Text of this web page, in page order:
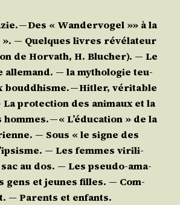
— Des « Wan­der­vo­gel »» à la
― Quelques livres révé­la­teur
de Hor­vath, H. Blu­cher). ― Le
alle­mand. ― la mytho­lo­gie teu­
boud­dhisme. — Hit­ler, véri­table
pro­tec­tion des ani­maux et la
— « L’é­du­ca­tion » de la
― Sous « le signe des
― Les femmes viri­li­
au dos. ― Les pseu­do-ama­
gens et jeunes filles. ― Com­
― Parents et enfants.